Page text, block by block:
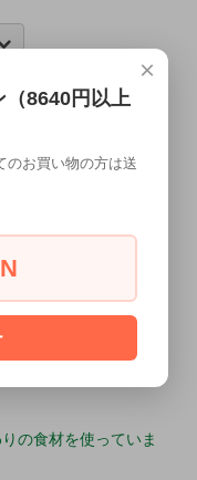
わせる
の食材を使っていま
×
（8640円以上
のお買い物の方は送